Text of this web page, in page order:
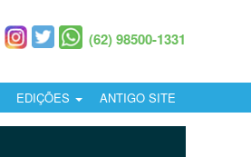
(62) 98500-1331
EDIÇÕES ANTIGO SITE